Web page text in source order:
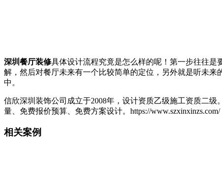
深圳餐厅装修具体设计流程究竟是怎么样的呢！第一步往往
解，然后对餐厅未来有一个比较简单的定位，另外就是听未
中。
信欣深圳装饰公司成立于2008年，设计资质乙级施工资质二级
量、免费报价预算、免费方案设计。https://www.szxinxinzs.com/
相关案例